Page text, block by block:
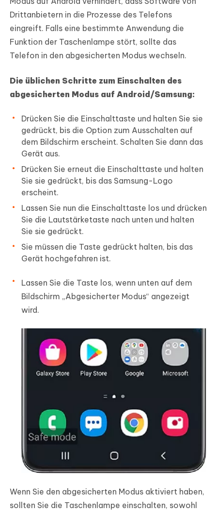
Drittanbietern in die Prozesse des Telefons
eingreift. Falls eine bestimmte Anwendung die
Funktion der Taschenlampe stört, sollte das
Telefon in den abgesicherten Modus wechseln.
Die üblichen Schritte zum Einschalten des
abgesicherten Modus auf Android/Samsung:
Drücken Sie die Einschalttaste und halten Sie sie
gedrückt, bis die Option zum Ausschalten auf
dem Bildschirm erscheint. Schalten Sie dann das
Gerät aus.
Drücken Sie erneut die Einschalttaste und halten
Sie sie gedrückt, bis das Samsung-Logo
erscheint.
Lassen Sie nun die Einschalttaste los und drücken
Sie die Lautstärketaste nach unten und halten
Sie sie gedrückt.
Sie müssen die Taste gedrückt halten, bis das
Gerät hochgefahren ist.
Lassen Sie die Taste los, wenn unten auf dem
Bildschirm „Abgesicherter Modus“ angezeigt
wird.
Wenn Sie den abgesicherten Modus aktiviert haben,
sollten Sie die Taschenlampe einschalten, sowohl